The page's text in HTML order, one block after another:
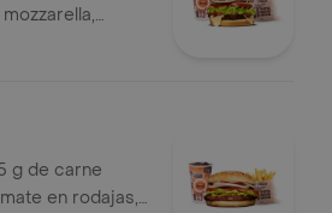
tomate,
g de carne
en rodajas,